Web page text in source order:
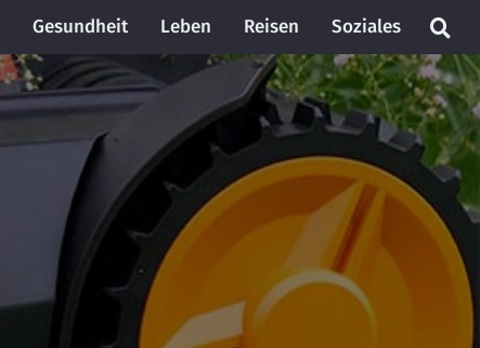
Gesundheit Leben Reisen Soziales